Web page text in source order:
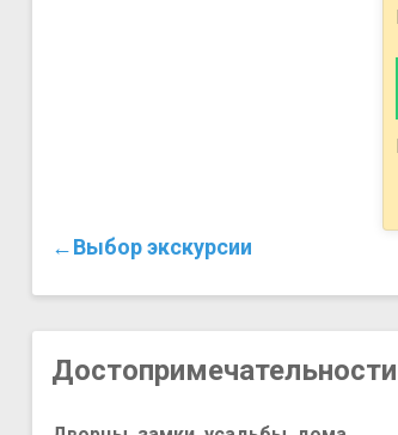
←Выбор экскурсии
Достопримечательности